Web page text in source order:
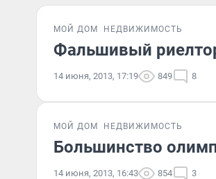
МОЙ ДОМ НЕДВИЖИМОСТЬ
Фальшивый
14 июня, 2013, 17:19 849 8
МОЙ ДОМ НЕДВИЖИМОСТЬ
Большинство
14 июня, 2013, 16:43 854 3